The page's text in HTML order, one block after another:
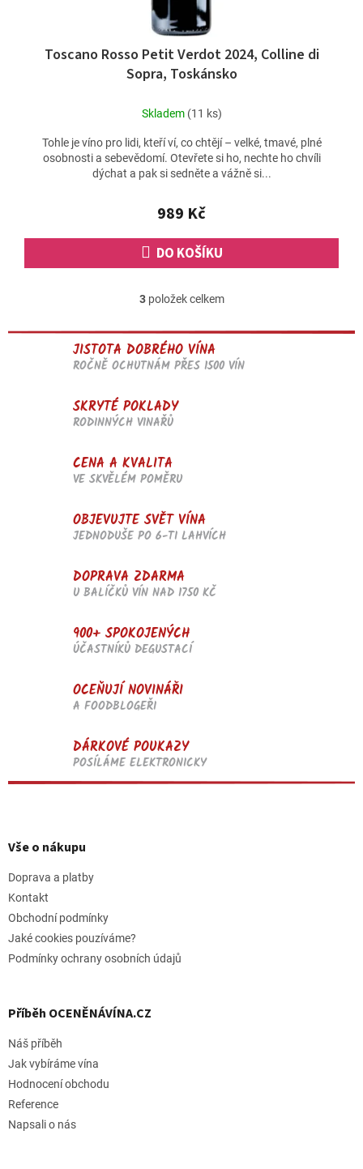
Toscano Rosso Petit Verdot 2024, Colline di
Sopra, Toskánsko
Skladem (11 ks)
989 Kč
DO KOŠÍKU
Tohle je víno pro lidi, kteří ví, co chtějí – velké, tmavé, plné
osobnosti a sebevědomí. Otevřete si ho, nechte ho chvíli
dýchat a pak si sedněte a vážně si...
O
l
á
d
k
ý
p
s
u
3položek celkem
JISTOTA DOBRÉHO VÍNA
ROČNĚ OCHUTNÁM PŘES 1500 VÍN
SKRYTÉ POKLADY
RODINNÝCH VINAŘŮ
CENA A KVALITA
VE SKVĚLÉM POMĚRU
OBJEVUJTE SVĚT VÍNA
JEDNODUŠE PO 6-TI LAHVÍCH
DOPRAVA ZDARMA
U BALÍČKŮ VÍN NAD 1750 KČ
900+ SPOKOJENÝCH
ÚČASTNÍKŮ DEGUSTACÍ
OCEŇUJÍ NOVINÁŘI
A FOODBLOGEŘI
DÁRKOVÉ POUKAZY
POSÍLÁME ELEKTRONICKY
pVše o nákupu
Doprava a platby
Kontakt
Obchodní podmínky
Jaké cookies pouzíváme?
Podmínky ochrany osobních údajů
Příběh OCENĚNÁVÍNA.CZ
Náš příběh
Jak vybíráme vína
Hodnocení obchodu
Reference
Napsali o nás